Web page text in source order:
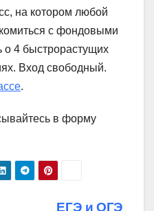
на котором любой
с фондовыми
о 4 быстрорастущих
Вход свободный.
.
в форму
ЕГЭ и ОГЭ